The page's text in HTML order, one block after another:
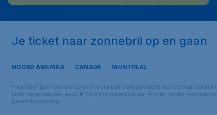
Je ticket naar zonnebril op en gaan
NOORD AMERIKA CANADA MONTREAL
* vanafprijzen per persoon in euro per (retour)vlucht incl. vooraf
luchthaventaksen, excl. € 29,90 dossierkosten. Prijzen onder
beschikbaarheid.